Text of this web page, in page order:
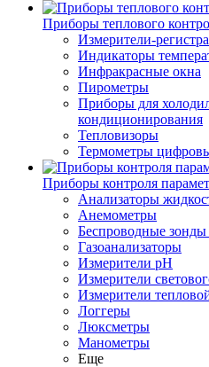
Приборы теплового
Измерители-
Индикаторы
Инфракрасные окна
Пирометры
Приборы для
кондиционирования
Тепловизоры
Термометры
Приборы контроля
Анализаторы
Анемометры
Беспроводные зонды
Газоанализаторы
Измерители pH
Измерители
Измерители
Логгеры
Люксметры
Манометры
Еще